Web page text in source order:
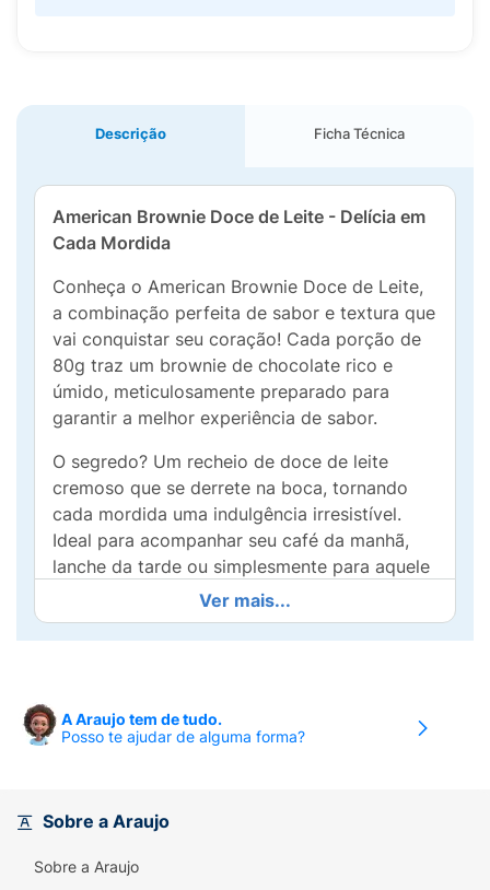
Descrição Ficha Técnica
American Brownie Doce de Leite - Delícia em
Cada Mordida
Conheça o American Brownie Doce de Leite,
a combinação perfeita de sabor e textura que
vai conquistar seu coração! Cada porção de
80g traz um brownie de chocolate rico e
úmido, meticulosamente preparado para
garantir a melhor experiência de sabor.
O segredo? Um recheio de doce de leite
cremoso que se derrete na boca, tornando
cada mordida uma indulgência irresistível.
Ideal para acompanhar seu café da manhã,
lanche da tarde ou simplesmente para aquele
momento de sobremesa especial.
Pronto para levar a qualquer lugar, o
no dia a dia. Experimente e apaixone-se por
essa delícia que une o sabor do chocolate
pausa em um instante de prazer!
Ver mais...
A Araujo tem de tudo.
Posso te ajudar de alguma forma?
Sobre a Araujo
Sobre a Araujo